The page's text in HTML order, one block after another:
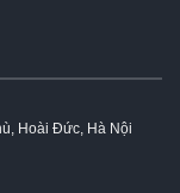
Hoài Đức, Hà Nội